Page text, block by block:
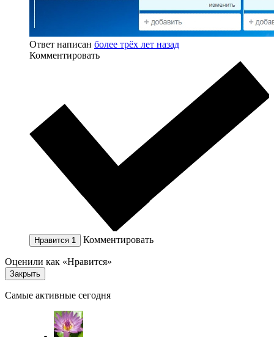
Ответ написан более трёх лет назад
Комментировать
Нравится 1 Комментировать
Оценили как «Нравится»
Закрыть
Самые активные сегодня